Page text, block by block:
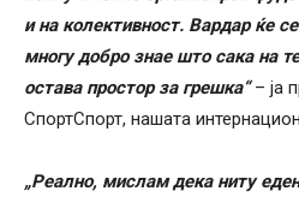
и на колективност. Вардар ќе
многу добро знае што сака на
остава простор за грешка“– ја
СпортСпорт, нашата
„Реално, мислам дека ниту